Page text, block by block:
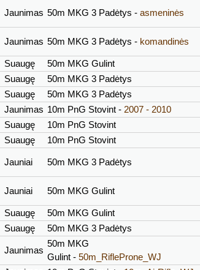
Jaunimas 50m MKG 3 Padėtys - asmeninės
Jaunimas 50m MKG 3 Padėtys - komandinės
Suaugę 50m MKG Gulint
Suaugę 50m MKG 3 Padėtys
Suaugę 50m MKG 3 Padėtys
Jaunimas 10m PnG Stovint - 2007 - 2010
Suaugę 10m PnG Stovint
Suaugę 10m PnG Stovint
Jauniai 50m MKG 3 Padėtys
Jauniai 50m MKG Gulint
Suaugę 50m MKG Gulint
Suaugę 50m MKG 3 Padėtys
Jaunimas
50m MKG
Gulint - 50m_RifleProne_WJ